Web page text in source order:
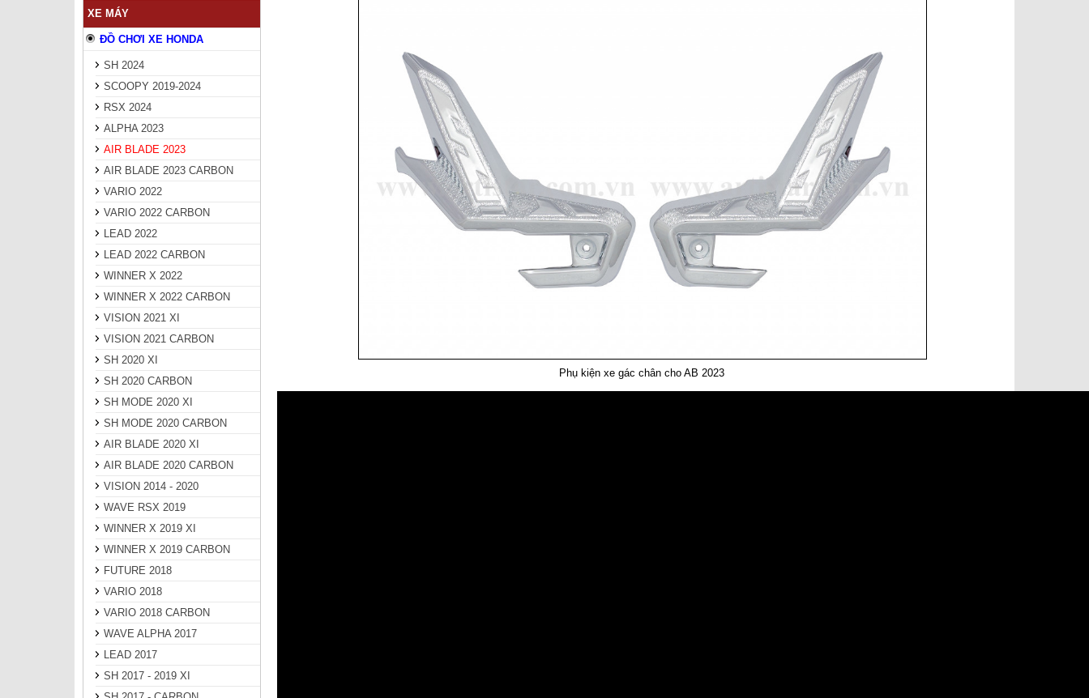
XE MÁY
ĐỒ CHƠI XE HONDA
SH 2024
SCOOPY 2019-2024
RSX 2024
ALPHA 2023
AIR BLADE 2023
AIR BLADE 2023 CARBON
VARIO 2022
VARIO 2022 CARBON
LEAD 2022
LEAD 2022 CARBON
WINNER X 2022
WINNER X 2022 CARBON
VISION 2021 XI
VISION 2021 CARBON
SH 2020 XI
SH 2020 CARBON
SH MODE 2020 XI
SH MODE 2020 CARBON
AIR BLADE 2020 XI
AIR BLADE 2020 CARBON
VISION 2014 - 2020
WAVE RSX 2019
WINNER X 2019 XI
WINNER X 2019 CARBON
FUTURE 2018
VARIO 2018
VARIO 2018 CARBON
WAVE ALPHA 2017
LEAD 2017
SH 2017 - 2019 XI
Phụ kiện xe gác chân cho AB 2023